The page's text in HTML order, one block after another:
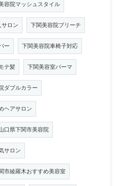
容院マッシュスタイル
ロン 下関美容院ブリーチ
ー 下関美容院車椅子対応
テ髪 下関美容室パーマ
ダブルカラー
ヘアサロン
口県下関市美容院
サロン
市綾羅木おすすめ美容室